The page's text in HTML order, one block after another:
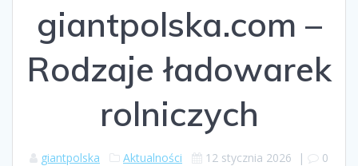
giantpolska.com –
Rodzaje ładowarek
rolniczych
giantpolska Aktualności 12 stycznia 2026 | 0